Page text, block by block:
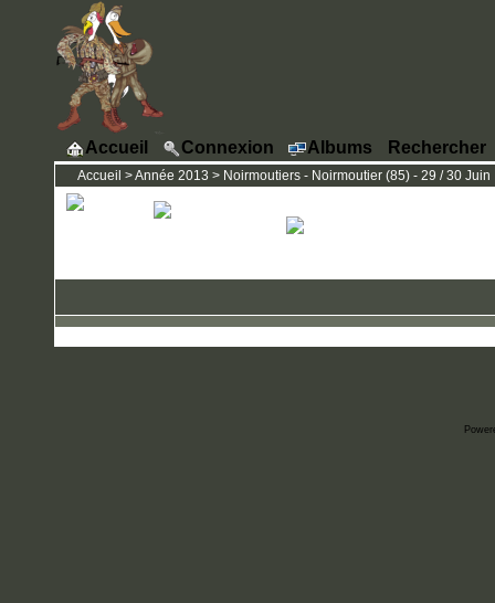
Accueil Connexion Albums Rechercher
Accueil >Année 2013 > Noirmoutiers - Noirmoutier (85) - 29 / 30 Juin